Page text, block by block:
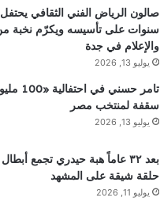
سنوات على تأسيسه ويكرّم نخبة
والإعلام في جدة
يوليو 13, 2026
تامر
سقفة لمنتخب مصر
يوليو 13, 2026
بعد ٣٢ عاماً هبة حيدري تجمع
حلقة شيقة على المشهد
يوليو 11, 2026